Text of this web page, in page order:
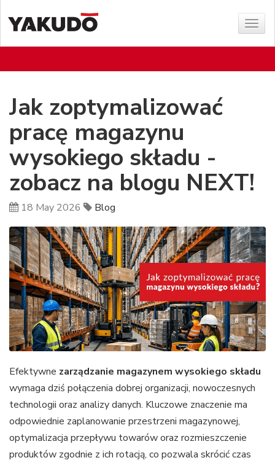
Show
menu
Jak zoptymalizować
pracę magazynu
wysokiego składu -
zobacz na blogu NEXT!
18 May 2026 Blog
Efektywne zarządzanie magazynem wysokiego składu
wymaga dziś połączenia dobrej organizacji, nowoczesnych
technologii oraz analizy danych. Kluczowe znaczenie ma
odpowiednie zaplanowanie przestrzeni magazynowej,
optymalizacja przepływu towarów oraz rozmieszczenie
produktów zgodnie z ich rotacją, co pozwala skrócić czas